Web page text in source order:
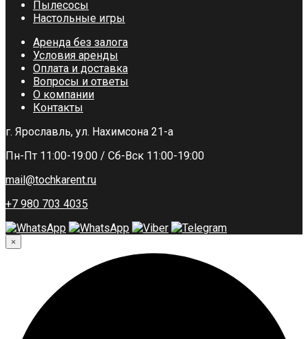
Пылесосы
Настольные игры
Аренда без залога
Условия аренды
Оплата и доставка
Вопросы и ответы
О компании
Контакты
г. Ярославль, ул. Нахимсона 21-а
Пн-Пт 11:00-19:00 / Сб-Вск 11:00-19:00
mail@tochkarent.ru
+7 980 703 4035
×